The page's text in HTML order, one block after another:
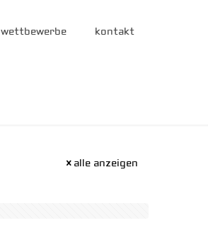
wettbewerbe kontakt
alle anzeigen